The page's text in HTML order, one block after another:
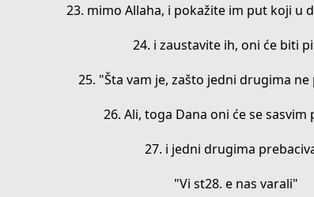
23. mimo Allaha, i pokažite im put koji u
24. i zaustavite ih, oni će biti
25. "Šta vam je, zašto jedni drugima
26. Ali, toga Dana oni će se
27. i jedni drugima
"Vi st28. e nas varali"